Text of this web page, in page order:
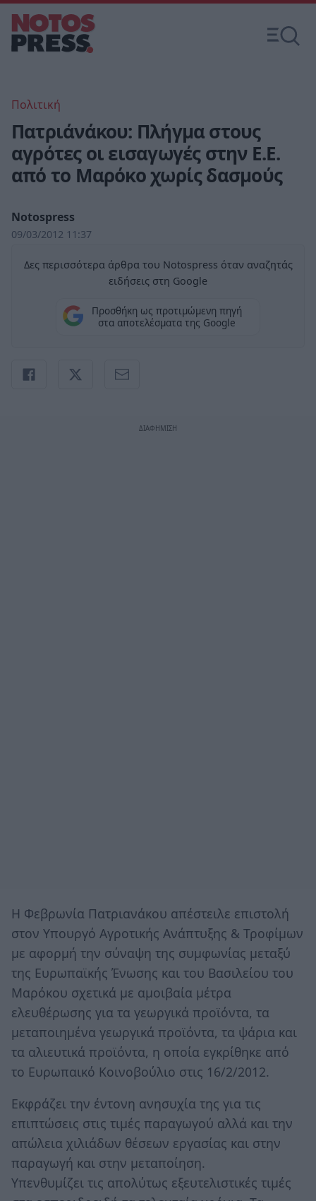
Πολιτική
Πατριάνάκου: Πλήγμα στους
αγρότες οι εισαγωγές στην Ε.Ε.
από το Μαρόκο χωρίς δασμούς
Notospress
09/03/2012 11:37
Δες περισσότερα άρθρα του Notospress όταν αναζητάς
ειδήσεις στη Google
Προσθήκη ως προτιμώμενη πηγή
στα αποτελέσματα της Google
Η Φεβρωνία Πατριανάκου απέστειλε επιστολή
στον Υπουργό Αγροτικής Ανάπτυξης & Τροφίμων
με αφορμή την σύναψη της συμφωνίας μεταξύ
της Ευρωπαϊκής Ένωσης και του Βασιλείου του
Μαρόκου σχετικά με αμοιβαία μέτρα
ελευθέρωσης για τα γεωργικά προϊόντα, τα
μεταποιημένα γεωργικά προϊόντα, τα ψάρια και
τα αλιευτικά προϊόντα, η οποία εγκρίθηκε από
το Ευρωπαικό Κοινοβούλιο στις 16/2/2012.
Εκφράζει την έντονη ανησυχία της για τις
επιπτώσεις στις τιμές παραγωγού αλλά και την
απώλεια χιλιάδων θέσεων εργασίας και στην
παραγωγή και στην μεταποίηση.
Υπενθυμίζει τις απολύτως εξευτελιστικές τιμές